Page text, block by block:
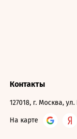
Контакты
127018, г. Москва,
На карте